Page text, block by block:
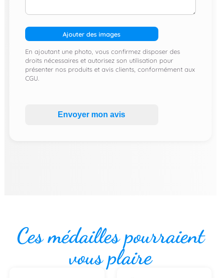
Ajouter des images
En ajoutant une photo, vous confirmez disposer des
droits nécessaires et autorisez son utilisation pour
présenter nos produits et avis clients, conformément aux
CGU.
Envoyer mon avis
Ces médailles pourraient
vous plaire